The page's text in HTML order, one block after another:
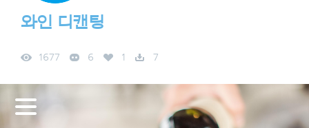
와인 디캔팅
1677 6 1 7